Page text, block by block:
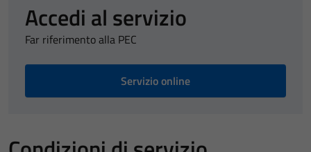
Accedi al servizio
Far riferimento alla PEC
Servizio online